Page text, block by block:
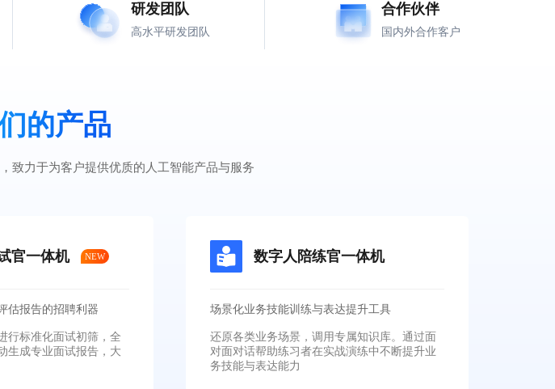
研发团队
高水平研发团队
合作伙伴
国内外合作客户
的产品
致力于为客户提供优质的人工智能产品与服务
官一体机 NEW
估报告的招聘利器
行标准化面试初筛，全
生成专业面试报告，大
数字人陪练官一体机
场景化业务技能训练与表达提升工具
还原各类业务场景，调用专属知识库。通过面
对面对话帮助练习者在实战演练中不断提升业
务技能与表达能力